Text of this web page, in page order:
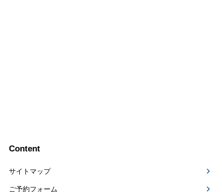
Content
サイトマップ
ご予約フォーム